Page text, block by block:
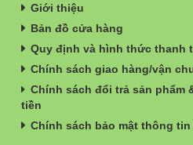
Giới thiệu
Bản đồ cửa hàng
Quy định và hình thức thanh
Chính sách giao hàng/vận
Chính sách đổi trả sản phẩm
tiền
Chính sách bảo mật thông